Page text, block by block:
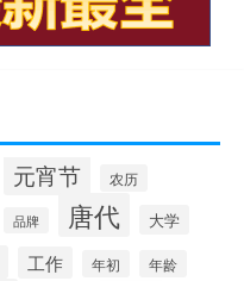
元宵节 农历
品牌 唐代 大学
工作 年初 年龄